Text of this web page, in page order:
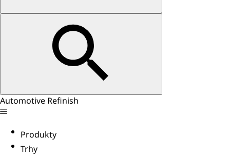
Automotive Refinish
Produkty
Trhy